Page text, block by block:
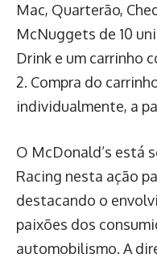
Mac, Quarterão,
McNuggets de 10
Drink e um carrinho
2. Compra do
individualmente, a
O McDonald’s está
Racing nesta ação
destacando o
paixões dos
automobilismo. A